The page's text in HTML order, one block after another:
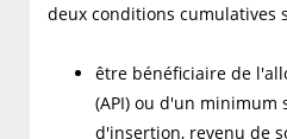
deux conditions cumulatives
être bénéficiaire de
(API) ou d'un minimum
d'insertion, revenu de